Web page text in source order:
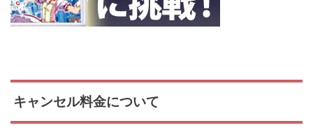
キャンセル料金について